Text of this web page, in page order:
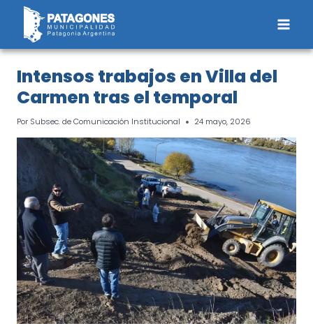
Saltar
contenido
Intensos trabajos en Villa del
Carmen tras el temporal
Por Subsec. de Comunicación Institucional 24 mayo, 2026